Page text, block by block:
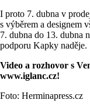
I proto 7. dubna v
s výběrem a designem
7. dubna do 13. dubna
podporu Kapky naděje.
Video a rozhovor s
www.iglanc.cz!
Foto: Herminapress.cz